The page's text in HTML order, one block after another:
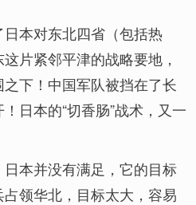
本对东北四省（包括热
片紧邻平津的战略要地，
下！中国军队被挡在了长
日本的“切香肠”战术，又一
日本并没有满足，它的目标
领华北，目标太大，容易